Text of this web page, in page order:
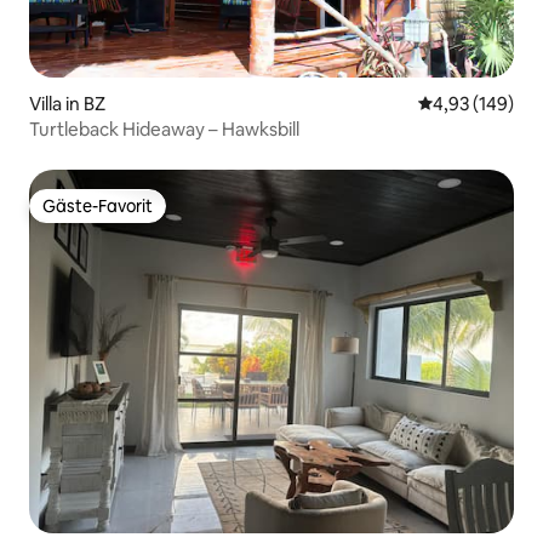
Villa in BZ
4,93 (149)
Turtleback Hideaway – Hawksbill
Gäste-Favorit
Gäste-Favorit